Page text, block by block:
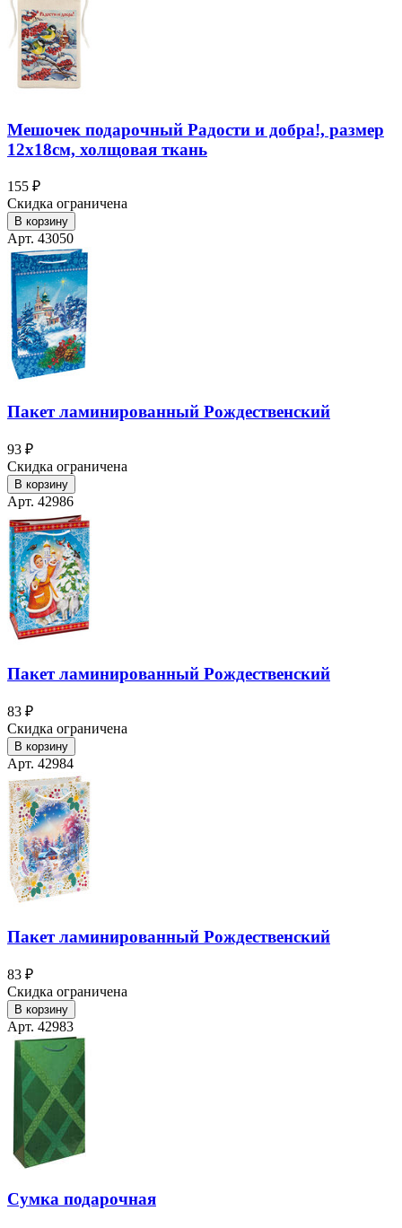
Мешочек подарочный Радости и добра!, размер
12х18см, холщовая ткань
155 ₽
Скидка ограничена
В корзину
Арт. 43050
Пакет ламинированный Рождественский
93 ₽
Скидка ограничена
В корзину
Арт. 42986
Пакет ламинированный Рождественский
83 ₽
Скидка ограничена
В корзину
Арт. 42984
Пакет ламинированный Рождественский
83 ₽
Скидка ограничена
В корзину
Арт. 42983
Сумка подарочная